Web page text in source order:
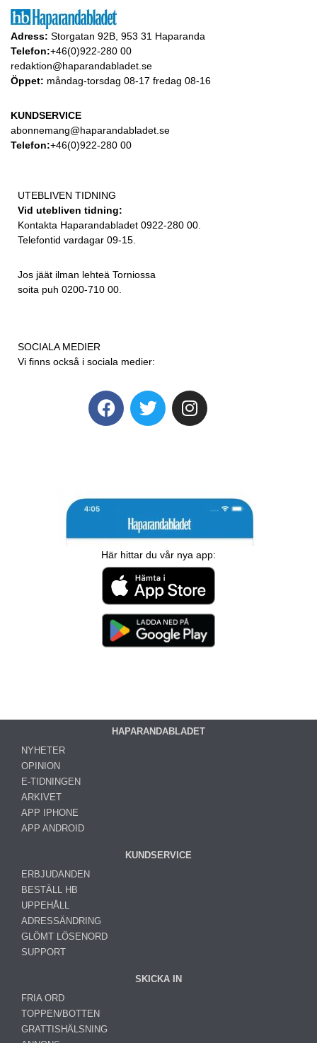
Adress: Storgatan 92B, 953 31 Haparanda
Telefon:+46(0)922-280 00
redaktion@haparandabladet.se
Öppet: måndag-torsdag 08-17 fredag 08-16
KUNDSERVICE
abonnemang@haparandabladet.se
Telefon:+46(0)922-280 00
UTEBLIVEN TIDNING
Vid utebliven tidning:
Kontakta Haparandabladet 0922-280 00.
Telefontid vardagar 09-15.
Jos jäät ilman lehteä Torniossa
soita puh 0200-710 00.
SOCIALA MEDIER
Vi finns också i sociala medier:
Här hittar du vår nya app:
HAPARANDABLADET
NYHETER
OPINION
E-TIDNINGEN
ARKIVET
APP IPHONE
APP ANDROID
KUNDSERVICE
ERBJUDANDEN
BESTÄLL HB
UPPEHÅLL
ADRESSÄNDRING
GLÖMT LÖSENORD
SUPPORT
SKICKA IN
FRIA ORD
TOPPEN/BOTTEN
GRATTISHÄLSNING